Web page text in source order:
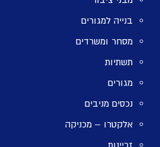
בנייה למגורים
מסחר ומשרדים
תשתיות
מגורים
נכסים מניבים
אלקטרו – מכניקה
זכיינות